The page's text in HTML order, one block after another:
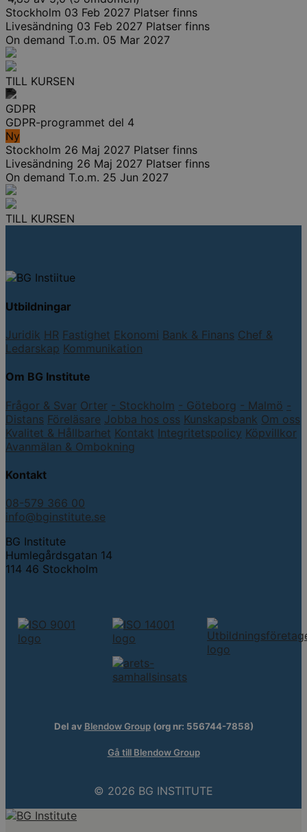
Stockholm 03 Feb 2027 Platser finns
Livesändning 03 Feb 2027 Platser finns
On demand T.o.m. 05 Mar 2027
TILL KURSEN
GDPR
GDPR-programmet del 4
Ny
Stockholm 26 Maj 2027 Platser finns
Livesändning 26 Maj 2027 Platser finns
On demand T.o.m. 25 Jun 2027
TILL KURSEN
Utbildningar
Juridik HR Fastighet Ekonomi Bank & Finans Chef &
Ledarskap Kommunikation
Om BG Institute
Frågor & Svar Orter - Stockholm - Göteborg - Malmö -
Distans Föreläsare Jobba hos oss Kunskapsbank Om oss
Kvalitet & Hållbarhet Kontakt Integritetspolicy Köpvillkor
Avanmälan & Ombokning
Kontakt
08-579 366 00
info@bginstitute.se
BG Institute
Humlegårdsgatan 14
114 46 Stockholm
Del av Blendow Group(org nr: 556744-7858)
Gå till Blendow Group
© 2026 BG INSTITUTE